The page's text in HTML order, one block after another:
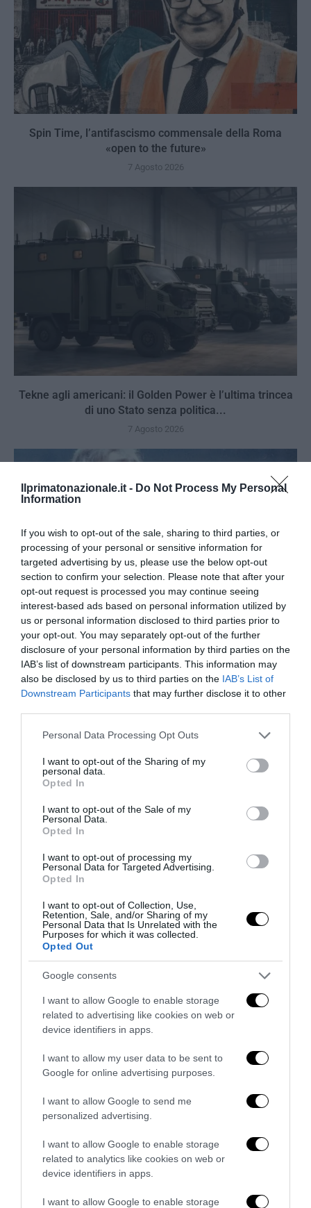
Ilprimatonazionale.it - Do Not Process My Personal
Information
If you wish to opt-out of the sale, sharing to third parties, or
processing of your personal or sensitive information for
targeted advertising by us, please use the below opt-out
section to confirm your selection. Please note that after your
opt-out request is processed you may continue seeing
interest-based ads based on personal information utilized by
us or personal information disclosed to third parties prior to
your opt-out. You may separately opt-out of the further
disclosure of your personal information by third parties on the
IAB’s list of downstream participants. This information may
also be disclosed by us to third parties on the IAB’s List of
Downstream Participants that may further disclose it to other
Please note that this website/app uses one or more Google
not limited to your visit or usage behaviour. You may click to
grant or deny consent to Google and its third-party tags to
use your data for below specified purposes in below Google
consent section.
Personal Data Processing Opt Outs
I want to opt-out of the Sharing of my
personal data.
Opted In
I want to opt-out of the Sale of my
Personal Data.
Opted In
I want to opt-out of processing my
Personal Data for Targeted Advertising.
Opted In
I want to opt-out of Collection, Use,
Retention, Sale, and/or Sharing of my
Personal Data that Is Unrelated with the
Purposes for which it was collected.
Opted Out
Google consents
I want to allow Google to enable storage
related to advertising like cookies on web or
device identifiers in apps.
I want to allow my user data to be sent to
Google for online advertising purposes.
I want to allow Google to send me
personalized advertising.
I want to allow Google to enable storage
related to analytics like cookies on web or
device identifiers in apps.
I want to allow Google to enable storage
Spin Time, l’antifascismo commensale della Roma
«open to the future»
7 Agosto 2026
Tekne agli americani: il Golden Power è l’ultima trincea
di uno Stato senza politica...
7 Agosto 2026
Addio a Francesco Guccini: stronzo, poeta e buffone di
corte
7 Agosto 2026
Bonaccini e il mito delle barricate di Parma: quando
l’antifascismo copia il fascismo
Remigrazione, il Copasir riconosce all’antifascismo il
veto del disordine